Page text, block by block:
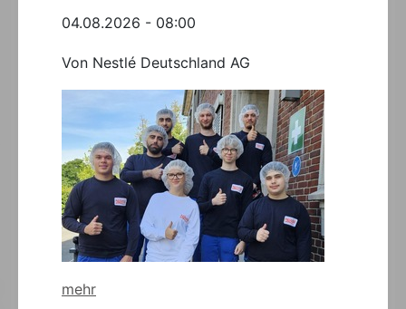
04.08.2026 - 08:00
Von Nestlé Deutschland AG
mehr